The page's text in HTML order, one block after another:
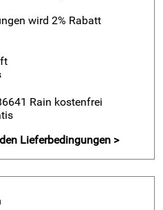
wird 2% Rabatt
Rain kostenfrei
Lieferbedingungen >